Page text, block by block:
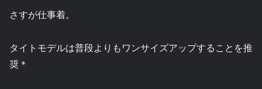
さすが仕事着。
タイトモデルは普段よりもワンサイズアップすることを推
奨＊